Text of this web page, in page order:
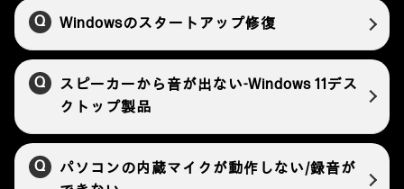
Windowsのスタートアップ修復
スピーカーから音が出ない‐Windows 11デス
クトップ製品
パソコンの内蔵マイクが動作しない/録音が